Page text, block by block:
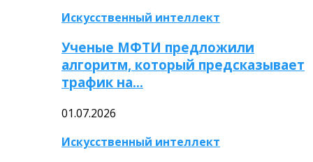
Искусственный интеллект
Ученые МФТИ предложили
алгоритм, который предсказывает
трафик на…
01.07.2026
Искусственный интеллект